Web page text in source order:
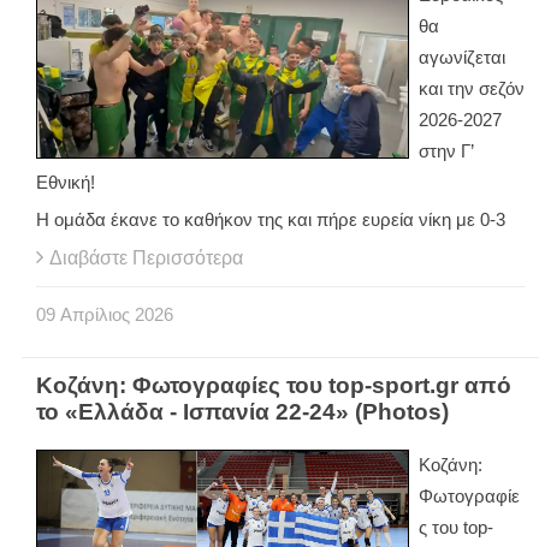
θα
αγωνίζεται
και την σεζόν
2026-2027
στην Γ’
Εθνική!
Η ομάδα έκανε το καθήκον της και πήρε ευρεία νίκη με 0-3
Διαβάστε Περισσότερα
09 Απρίλιος 2026
Κοζάνη: Φωτογραφίες του top-sport.gr από
το «Ελλάδα - Ισπανία 22-24» (Photos)
Κοζάνη:
Φωτογραφίε
ς του top-